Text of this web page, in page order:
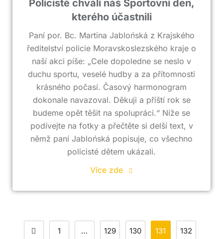
Policisté chválí náš Sportovní den,
kterého účastnili
Paní por. Bc. Martina Jablońská z Krajského
ředitelství policie Moravskoslezského kraje o
naší akci píše: „Cele dopoledne se neslo v
duchu sportu, veselé hudby a za přítomnosti
krásného počasí. Časový harmonogram
dokonale navazoval. Děkuji a příští rok se
budeme opět těšit na spolupráci.“ Níže se
podívejte na fotky a přečtěte si delší text, v
němž paní Jablońská popisuje, co všechno
policisté dětem ukázali.
Více zde
1 … 129 130 131 132